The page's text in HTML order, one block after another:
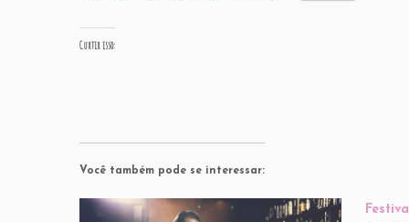
Curtir isso:
Você também pode se interessar: